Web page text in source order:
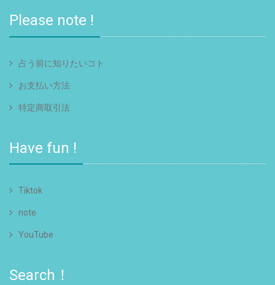
Please note !
占う前に知りたいコト
お支払い方法
特定商取引法
Have fun !
Tiktok
note
YouTube
Search！